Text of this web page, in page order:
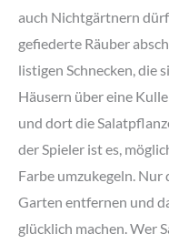
auch Nichtgärtnern
gefiederte Räuber
listigen Schnecken, die
Häusern über eine
und dort die
der Spieler ist es,
Farbe umzukegeln. Nur
Garten entfernen und
glücklich machen. Wer